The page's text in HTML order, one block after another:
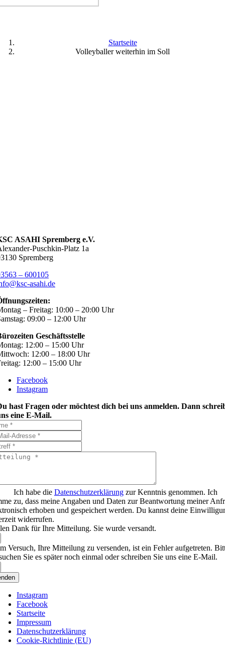
Startseite
Volleyballer weiterhin im Soll
ASAHI Spremberg e.V.
Puschkin-Platz 1a
Spremberg
– 600105
asahi.de
– Freitag: 10:00 – 20:00 Uhr
09:00 – 12:00 Uhr
Geschäftsstelle
12:00 – 15:00 Uhr
12:00 – 18:00 Uhr
12:00 – 15:00 Uhr
Facebook
Instagram
hast Fragen oder möchtest dich bei uns anmelden. Dann
eine E-Mail.
Ich habe die Datenschutzerklärungzur Kenntnis genommen. Ich
zu, dass meine Angaben und Daten zur Beantwortung meiner
erhoben und gespeichert werden. Du kannst deine
widerrufen.
Dank für Ihre Mitteilung. Sie wurde versandt.
Versuch, Ihre Mitteilung zu versenden, ist ein Fehler aufgetreten.
Sie es später noch einmal oder schreiben Sie uns eine E-Mail.
Instagram
Facebook
Startseite
Impressum
Datenschutzerklärung
Cookie-Richtlinie (EU)